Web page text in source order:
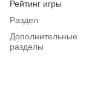
Рейтинг игры
Раздел
Дополнительные
разделы